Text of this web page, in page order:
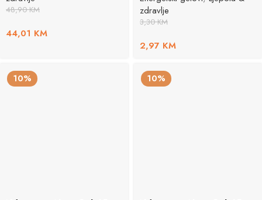
48,90KM
44,01 KM
zdravlje
3,30KM
2,97 KM
10% 10%